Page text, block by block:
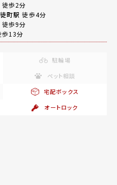
徒歩2分
町駅 徒歩4分
徒歩9分
歩13分
駐輪場
ペット相談
宅配ボックス
オートロック